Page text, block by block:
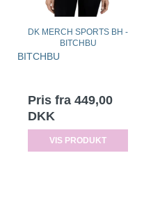
DK MERCH SPORTS BH -
BITCHBU
BITCHBU
Pris fra 449,00
DKK
VIS PRODUKT